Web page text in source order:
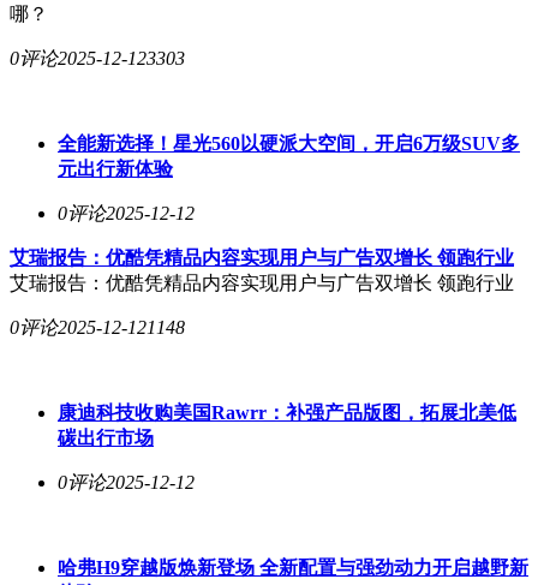
哪？
0评论2025-12-123303
全能新选择！星光560以硬派大空间，开启6万级SUV多
元出行新体验
0评论2025-12-12
艾瑞报告：优酷凭精品内容实现用户与广告双增长 领跑行业
艾瑞报告：优酷凭精品内容实现用户与广告双增长 领跑行业
0评论2025-12-121148
康迪科技收购美国Rawrr：补强产品版图，拓展北美低
碳出行市场
0评论2025-12-12
哈弗H9穿越版焕新登场 全新配置与强劲动力开启越野新